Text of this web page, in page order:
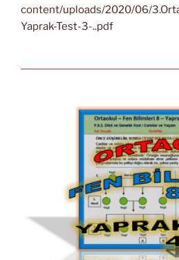
content/uploads/2020/06/
Yaprak-Test-3-..pdf